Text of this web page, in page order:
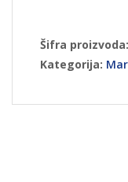
Šifra proizvoda:
Kategorija: